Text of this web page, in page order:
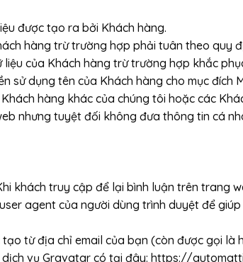
được tạo ra bởi Khách hàng.
hàng trừ trường hợp phải tuân theo quy
liệu của Khách hàng trừ trường hợp khắc
sử dụng tên của Khách hàng cho mục
hàng khác của chúng tôi hoặc các
nhưng tuyệt đối không đưa thông tin cá
khách truy cập để lại bình luận trên trang
agent của người dùng trình duyệt để
từ địa chỉ email của bạn (còn được gọi
dịch vụ Gravatar có tại đây: https://